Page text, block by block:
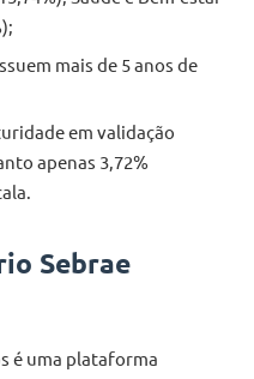
mais de 5 anos de
em validação
apenas 3,72%
Sebrae
é uma plataforma